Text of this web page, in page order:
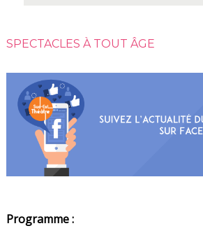
SPECTACLES À TOUT ÂGE
Programme :